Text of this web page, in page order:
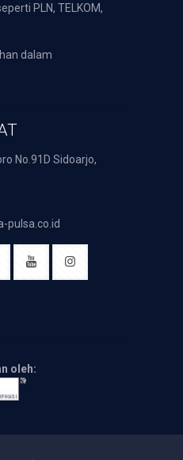
PLN, TELKOM,
dalam
No.91D Sidoarjo,
pulsa.co.id
oleh: